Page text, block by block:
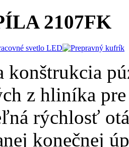
2107FK
konštrukcia
z hliníka
rýchlosť
konečnej